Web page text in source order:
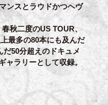
ンスとラウドかつヘヴ
秋二度のUS TOUR、
最多の80本にも及んだ
50分超えのドキュメ
ラリーとして収録。